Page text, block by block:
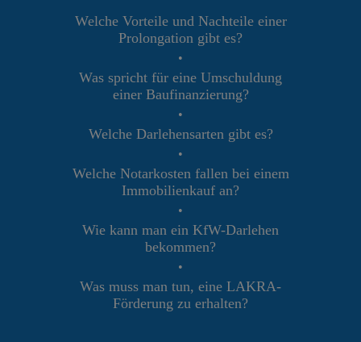
Welche Vorteile und Nachteile einer
Prolongation gibt es?
•
Was spricht für eine Umschuldung
einer Baufinanzierung?
•
Welche Darlehensarten gibt es?
•
Welche Notarkosten fallen bei einem
Immobilienkauf an?
•
Wie kann man ein KfW-Darlehen
bekommen?
•
Was muss man tun, eine LAKRA-
Förderung zu erhalten?